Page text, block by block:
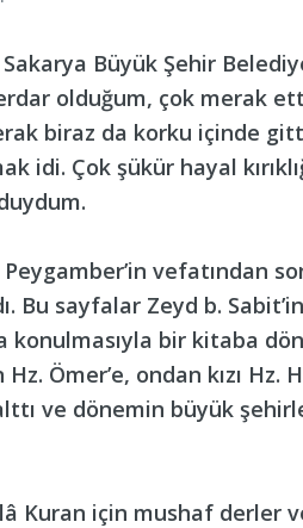
Büyük Şehir
olduğum, çok merak
biraz da korku içinde
idi. Çok şükür hayal
vefatından
Bu sayfalar Zeyd b.
konulmasıyla bir kitaba
Hz. Ömer’e, ondan kızı
ve dönemin büyük
Kuran için mushaf derler